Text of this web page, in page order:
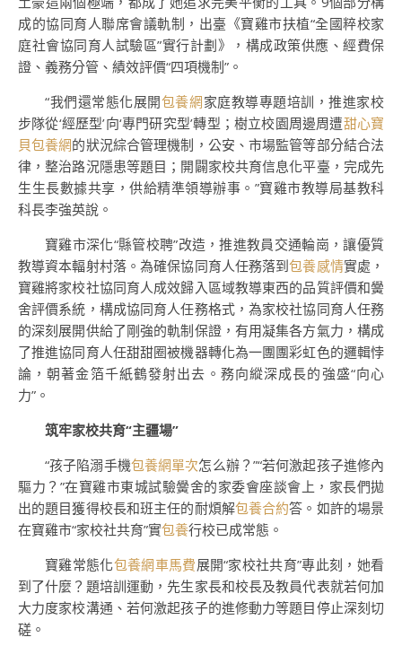
成的協同育人聯席會議軌制，出臺《寶雞市扶植“全國粹校家
庭社會協同育人試驗區”實行計劃》，構成政策供應、經費保
證、義務分管、績效評價“四項機制”。
“我們還常態化展開包養網家庭教導專題培訓，推進家校
步隊從‘經歷型’向‘專門研究型’轉型；樹立校園周邊周遭甜心寶
貝包養網的狀況綜合管理機制，公安、市場監管等部分結合法
律，整治路況隱患等題目；開闢家校共育信息化平臺，完成先
生生長數據共享，供給精準領導辦事。”寶雞市教導局基教科
科長李強英說。
寶雞市深化“縣管校聘”改造，推進教員交通輪崗，讓優質
教導資本輻射村落。為確保協同育人任務落到包養感情實處，
寶雞將家校社協同育人成效歸入區域教導東西的品質評價和黌
舍評價系統，構成協同育人任務格式，為家校社協同育人任務
的深刻展開供給了剛強的軌制保證，有用凝集各方氣力，構成
了推進協同育人任甜甜圈被機器轉化為一團團彩虹色的邏輯悖
論，朝著金箔千紙鶴發射出去。務向縱深成長的強盛“向心
力”。
筑牢家校共育“主疆場”
“孩子陷溺手機包養網單次怎么辦？”“若何激起孩子進修內
驅力？”在寶雞市東城試驗黌舍的家委會座談會上，家長們拋
出的題目獲得校長和班主任的耐煩解包養合約答。如許的場景
在寶雞市“家校社共育”實包養行校已成常態。
寶雞常態化包養網車馬費展開“家校社共育”專此刻，她看
到了什麼？題培訓運動，先生家長和校長及教員代表就若何加
大力度家校溝通、若何激起孩子的進修動力等題目停止深刻切
磋。